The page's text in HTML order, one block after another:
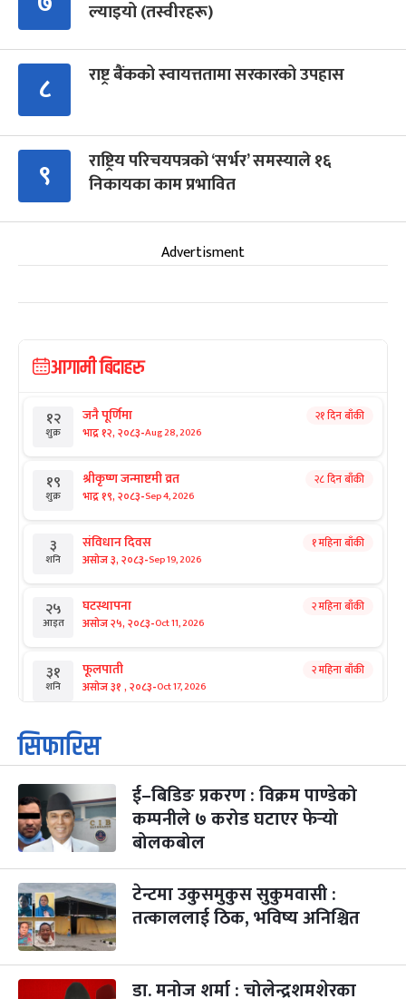
ल्याइयो (तस्वीरहरू)
८ राष्ट्र बैंकको स्वायत्ततामा सरकारको उपहास
९
राष्ट्रिय परिचयपत्रको ‘सर्भर’ समस्याले १६
निकायका काम प्रभावित
Advertisment
आगामी बिदाहरु
१२
शुक्र
जनै पूर्णिमा
भाद्र १२, २०८३-Aug 28, 2026
२१ दिन बाँकी
१९
शुक्र
श्रीकृष्ण जन्माष्टमी व्रत
भाद्र १९, २०८३-Sep 4, 2026
२८ दिन बाँकी
३
शनि
संविधान दिवस
असोज ३, २०८३-Sep 19, 2026
१ महिना बाँकी
२५
आइत
घटस्थापना
असोज २५, २०८३-Oct 11, 2026
२ महिना बाँकी
३१
शनि
फूलपाती
असोज ३१ , २०८३-Oct 17, 2026
२ महिना बाँकी
१
आइत
कार्तिक सङ्क्रान्ति
कार्तिक १, २०८३
३
मंगल
महानवमी
कार्तिक ३, २०८३-Oct 20, 2026
२ महिना बाँकी
४
५
बिहि
पापा‌ङ्कुशा एकादशी व्रत
कार्तिक ५, २०८३
२ महिना बाँकी
कुकुर तिहार ३ महिना बाँकी
सिफारिस
ई–बिडिङ प्रकरण : विक्रम पाण्डेको
कम्पनीले ७ करोड घटाएर फेर्‍यो
बोलकबोल
टेन्टमा उकुसमुकुस सुकुमवासी :
तत्काललाई ठिक, भविष्य अनिश्चित
डा. मनोज शर्मा : चोलेन्द्रशमशेरका